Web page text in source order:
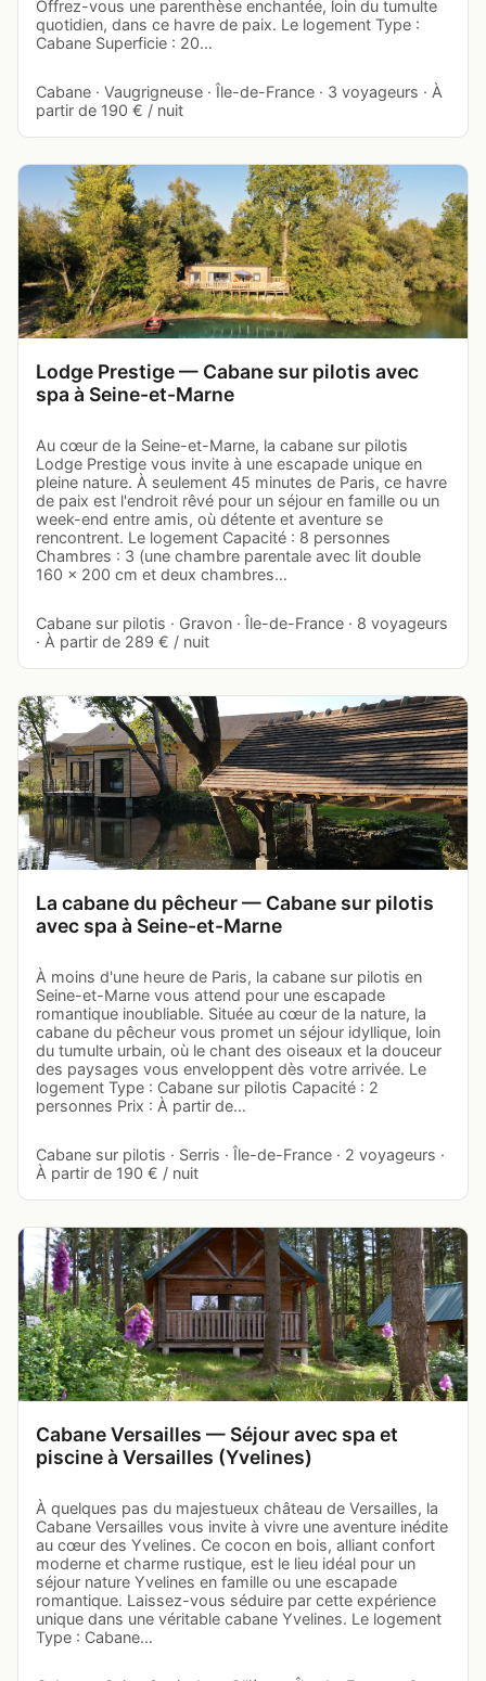
Offrez-vous une parenthèse enchantée, loin du tumulte
quotidien, dans ce havre de paix. Le logement Type :
Cabane Superficie : 20…
Cabane · Vaugrigneuse · Île-de-France · 3 voyageurs · À
partir de 190 € / nuit
Lodge Prestige — Cabane sur pilotis avec
spa à Seine-et-Marne
Au cœur de la Seine-et-Marne, la cabane sur pilotis
Lodge Prestige vous invite à une escapade unique en
pleine nature. À seulement 45 minutes de Paris, ce havre
de paix est l'endroit rêvé pour un séjour en famille ou un
week-end entre amis, où détente et aventure se
rencontrent. Le logement Capacité : 8 personnes
Chambres : 3 (une chambre parentale avec lit double
160 x 200 cm et deux chambres…
Cabane sur pilotis · Gravon · Île-de-France · 8 voyageurs
· À partir de 289 € / nuit
La cabane du pêcheur — Cabane sur pilotis
avec spa à Seine-et-Marne
À moins d'une heure de Paris, la cabane sur pilotis en
Seine-et-Marne vous attend pour une escapade
romantique inoubliable. Située au cœur de la nature, la
cabane du pêcheur vous promet un séjour idyllique, loin
du tumulte urbain, où le chant des oiseaux et la douceur
des paysages vous enveloppent dès votre arrivée. Le
logement Type : Cabane sur pilotis Capacité : 2
personnes Prix : À partir de…
Cabane sur pilotis · Serris · Île-de-France · 2 voyageurs ·
À partir de 190 € / nuit
Cabane Versailles — Séjour avec spa et
piscine à Versailles (Yvelines)
À quelques pas du majestueux château de Versailles, la
Cabane Versailles vous invite à vivre une aventure inédite
au cœur des Yvelines. Ce cocon en bois, alliant confort
moderne et charme rustique, est le lieu idéal pour un
séjour nature Yvelines en famille ou une escapade
romantique. Laissez-vous séduire par cette expérience
unique dans une véritable cabane Yvelines. Le logement
Type : Cabane…